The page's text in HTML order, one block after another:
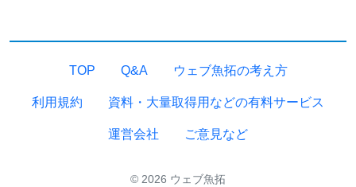
TOP Q&A ウェブ魚拓の考え方
利用規約 資料・大量取得用などの有料サービス
運営会社 ご意見など
© 2026 ウェブ魚拓